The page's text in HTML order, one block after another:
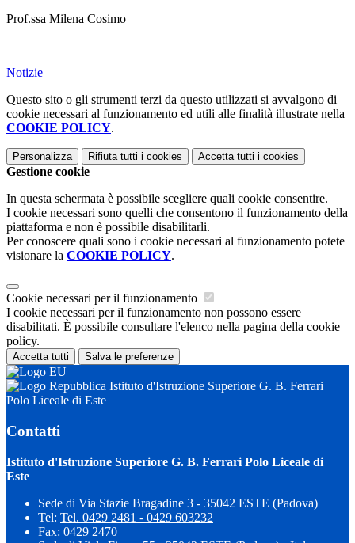
Prof.ssa Milena Cosimo
Notizie
Questo sito o gli strumenti terzi da questo utilizzati si avvalgono di
cookie necessari al funzionamento ed utili alle finalità illustrate nella
COOKIE POLICY.
Personalizza Rifiuta tutti i cookies Accetta tutti i cookies
Gestione cookie
In questa schermata è possibile scegliere quali cookie consentire.
I cookie necessari sono quelli che consentono il funzionamento della
piattaforma e non è possibile disabilitarli.
Per conoscere quali sono i cookie necessari al funzionamento potete
visionare la COOKIE POLICY.
Cookie necessari per il funzionamento
I cookie necessari per il funzionamento non possono essere
disabilitati. È possibile consultare l'elenco nella pagina della cookie
policy.
Accetta tutti Salva le preferenze
Istituto d'Istruzione Superiore G. B. Ferrari
Polo Liceale di Este
Contatti
Istituto d'Istruzione Superiore G. B. Ferrari Polo Liceale di
Este
Sede di Via Stazie Bragadine 3 - 35042 ESTE (Padova)
Tel: Tel. 0429 2481 - 0429 603232
Fax: 0429 2470